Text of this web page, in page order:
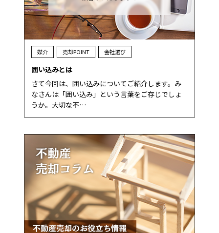
媒介 売却POINT 会社選び
囲い込みとは
さて今回は、囲い込みについてご紹介します。み
なさんは「囲い込み」という言葉をご存じでしょ
うか。大切な不…